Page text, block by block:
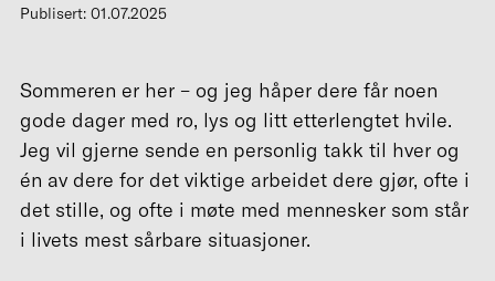
Publisert: 01.07.2025
Sommeren er her – og jeg håper dere får noen
gode dager med ro, lys og litt etterlengtet hvile.
Jeg vil gjerne sende en personlig takk til hver og
én av dere for det viktige arbeidet dere gjør, ofte i
det stille, og ofte i møte med mennesker som står
i livets mest sårbare situasjoner.